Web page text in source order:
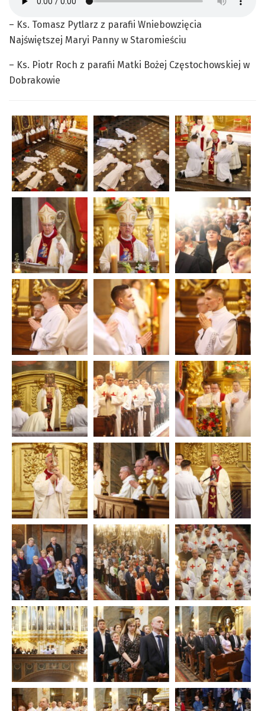
– Ks. Tomasz Pytlarz z parafii Wniebowzięcia
Najświętszej Maryi Panny w Staromieściu
– Ks. Piotr Roch z parafii Matki Bożej Częstochowskiej w
Dobrakowie